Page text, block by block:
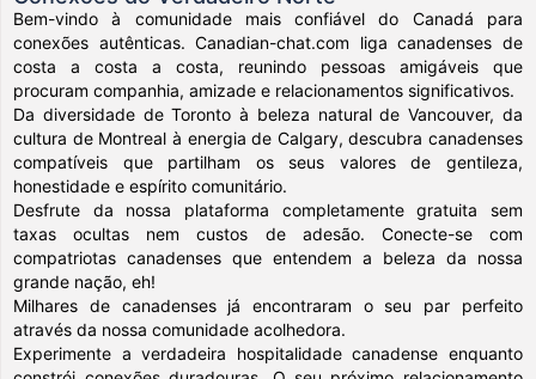
Bem-vindo à comunidade mais confiável do Canadá para
conexões autênticas. Canadian-chat.com liga canadenses de
costa a costa a costa, reunindo pessoas amigáveis que
procuram companhia, amizade e relacionamentos significativos.
Da diversidade de Toronto à beleza natural de Vancouver, da
cultura de Montreal à energia de Calgary, descubra canadenses
compatíveis que partilham os seus valores de gentileza,
honestidade e espírito comunitário.
Desfrute da nossa plataforma completamente gratuita sem
taxas ocultas nem custos de adesão. Conecte-se com
compatriotas canadenses que entendem a beleza da nossa
grande nação, eh!
Milhares de canadenses já encontraram o seu par perfeito
através da nossa comunidade acolhedora.
Experimente a verdadeira hospitalidade canadense enquanto